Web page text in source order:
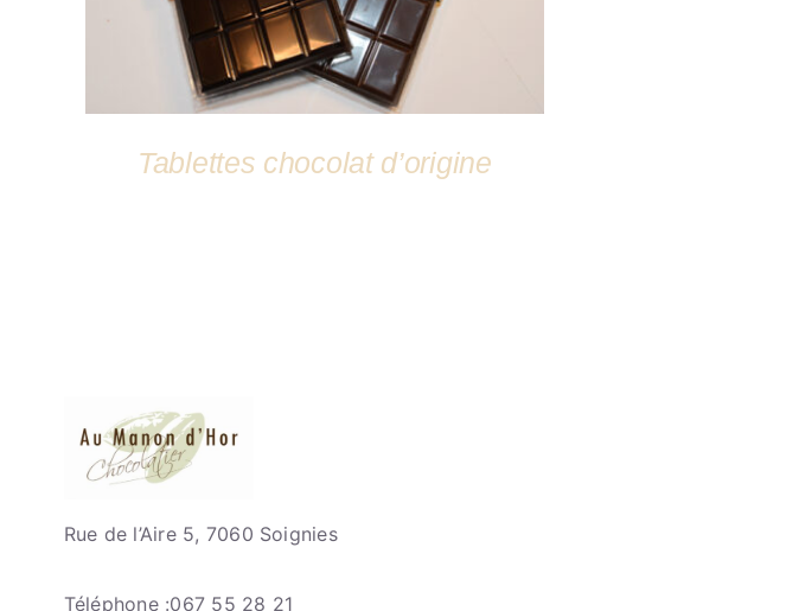
Tablettes chocolat d’origine
Rue de l’Aire 5, 7060 Soignies
Téléphone :067 55 28 21